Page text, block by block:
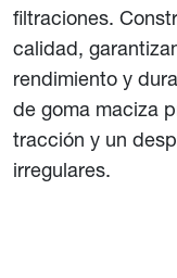
filtraciones.
calidad,
rendimiento y
de goma maciza
tracción y un
irregulares.